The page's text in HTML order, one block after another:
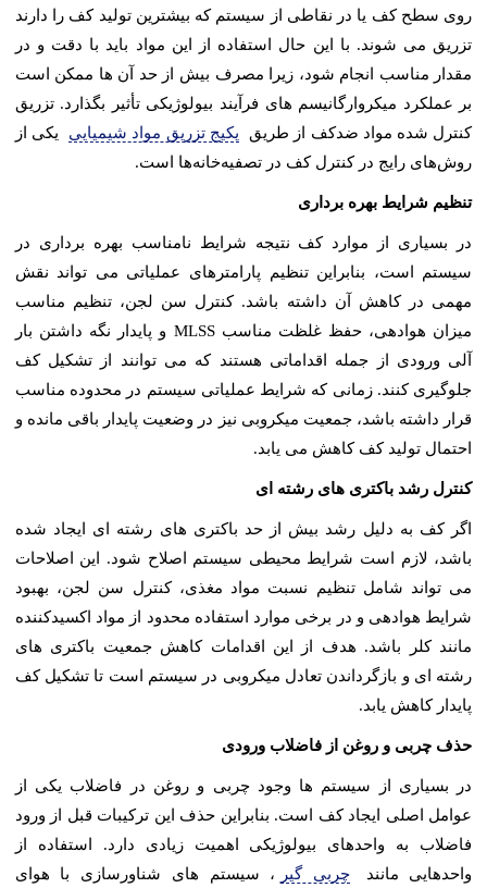
روی سطح کف یا در نقاطی از سیستم که بیشترین تولید کف را دارند
تزریق می شوند. با این حال استفاده از این مواد باید با دقت و در
مقدار مناسب انجام شود، زیرا مصرف بیش از حد آن ها ممکن است
بر عملکرد میکروارگانیسم های فرآیند بیولوژیکی تأثیر بگذارد. تزریق
کنترل‌ شده مواد ضدکف از طریق
پکیج تزریق مواد شیمیایی
یکی از
روش‌های رایج در کنترل کف در تصفیه‌خانه‌ها است.
تنظیم شرایط بهره برداری
در بسیاری از موارد کف نتیجه شرایط نامناسب بهره برداری در
سیستم است، بنابراین تنظیم پارامترهای عملیاتی می تواند نقش
مهمی در کاهش آن داشته باشد. کنترل سن لجن، تنظیم مناسب
میزان هوادهی، حفظ غلظت مناسب MLSS و پایدار نگه داشتن بار
آلی ورودی از جمله اقداماتی هستند که می توانند از تشکیل کف
جلوگیری کنند. زمانی که شرایط عملیاتی سیستم در محدوده مناسب
قرار داشته باشد، جمعیت میکروبی نیز در وضعیت پایدار باقی مانده و
احتمال تولید کف کاهش می یابد.
کنترل رشد باکتری های رشته ای
اگر کف به دلیل رشد بیش از حد باکتری های رشته ای ایجاد شده
باشد، لازم است شرایط محیطی سیستم اصلاح شود. این اصلاحات
می تواند شامل تنظیم نسبت مواد مغذی، کنترل سن لجن، بهبود
شرایط هوادهی و در برخی موارد استفاده محدود از مواد اکسیدکننده
مانند کلر باشد. هدف از این اقدامات کاهش جمعیت باکتری های
رشته ای و بازگرداندن تعادل میکروبی در سیستم است تا تشکیل کف
پایدار کاهش یابد.
حذف چربی و روغن از فاضلاب ورودی
در بسیاری از سیستم ها وجود چربی و روغن در فاضلاب یکی از
عوامل اصلی ایجاد کف است. بنابراین حذف این ترکیبات قبل از ورود
فاضلاب به واحدهای بیولوژیکی اهمیت زیادی دارد. استفاده از
واحدهایی مانند
چربی گیر
، سیستم های شناورسازی با هوای